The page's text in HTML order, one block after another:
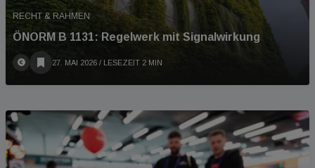
RECHT & RAHMEN
ÖNORM B 1131: Regelwerk mit Signalwirkung
27. MAI 2026 / LESEZEIT 2 MIN